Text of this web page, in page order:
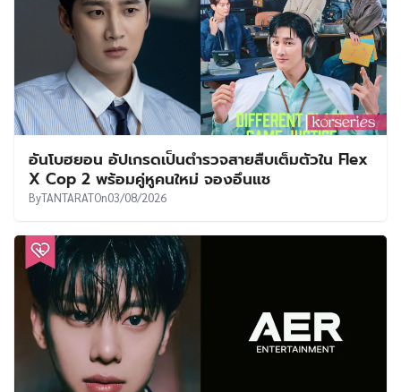
อันโบฮยอน อัปเกรดเป็นตำรวจสายสืบเต็มตัวใน Flex
X Cop 2 พร้อมคู่หูคนใหม่ จองอึนแช
ByTANTARATOn03/08/2026